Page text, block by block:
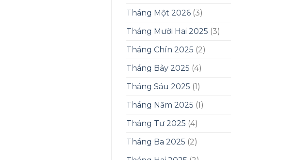
Tháng Một 2026(3)
Tháng Mười Hai 2025 (3)
Tháng Chín 2025 (2)
Tháng Bảy 2025 (4)
Tháng Sáu 2025 (1)
Tháng Năm 2025 (1)
Tháng Tư 2025 (4)
Tháng Ba 2025 (2)